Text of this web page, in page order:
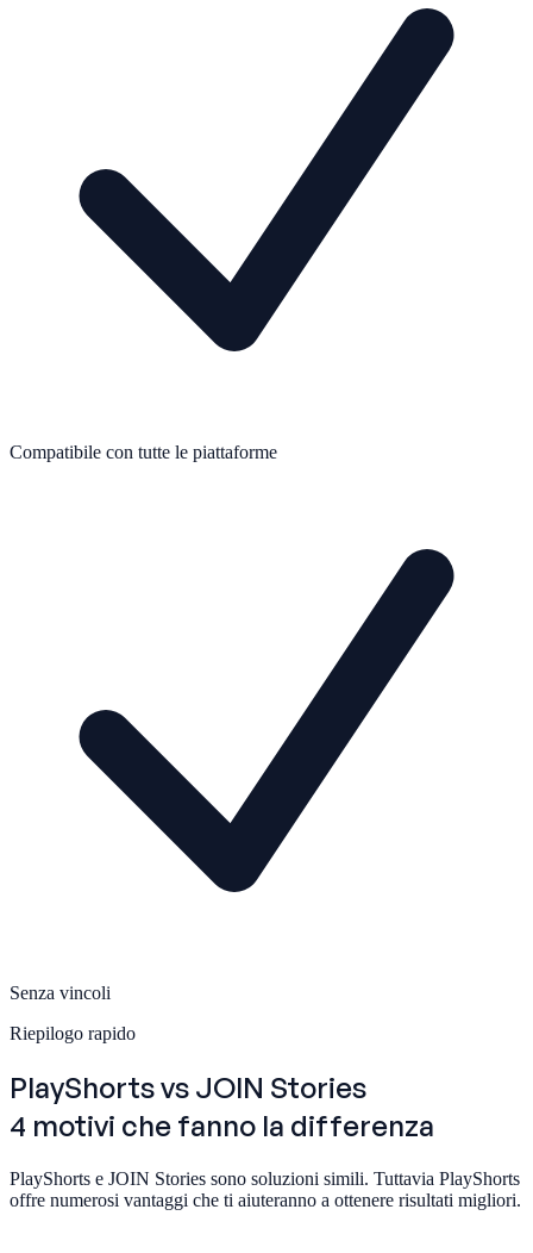
Compatibile con tutte le piattaforme
Senza vincoli
Riepilogo rapido
PlayShortsvs JOIN Stories
4 motivi che fanno la differenza
PlayShorts e JOIN Stories sono soluzioni simili. Tuttavia PlayShorts
offre numerosi vantaggi che ti aiuteranno a ottenere risultati migliori.